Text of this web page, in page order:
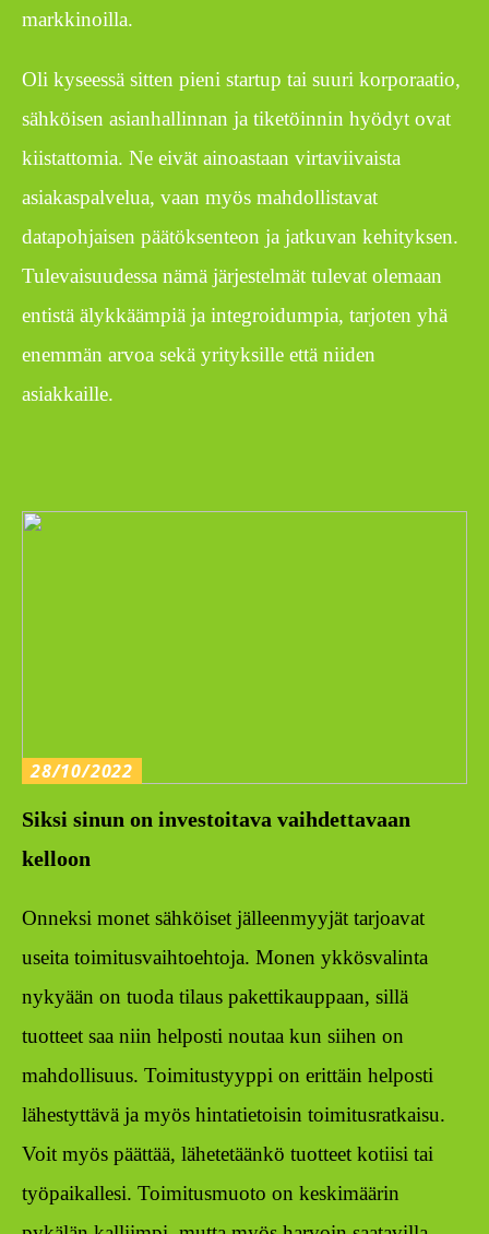
markkinoilla.
Oli kyseessä sitten pieni startup tai suuri korporaatio,
sähköisen asianhallinnan ja tiketöinnin hyödyt ovat
kiistattomia. Ne eivät ainoastaan virtaviivaista
asiakaspalvelua, vaan myös mahdollistavat
datapohjaisen päätöksenteon ja jatkuvan kehityksen.
Tulevaisuudessa nämä järjestelmät tulevat olemaan
entistä älykkäämpiä ja integroidumpia, tarjoten yhä
enemmän arvoa sekä yrityksille että niiden
asiakkaille.
28/10/2022
Siksi sinun on investoitava vaihdettavaan
kelloon
Onneksi monet sähköiset jälleenmyyjät tarjoavat
useita toimitusvaihtoehtoja. Monen ykkösvalinta
nykyään on tuoda tilaus pakettikauppaan, sillä
tuotteet saa niin helposti noutaa kun siihen on
mahdollisuus. Toimitustyyppi on erittäin helposti
lähestyttävä ja myös hintatietoisin toimitusratkaisu.
Voit myös päättää, lähetetäänkö tuotteet kotiisi tai
työpaikallesi. Toimitusmuoto on keskimäärin